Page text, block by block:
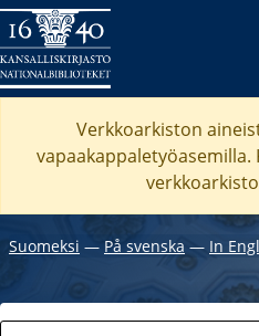
Verkkoarkiston
vapaakappaletyöasemilla.
Suomeksi ― På svenska ― In